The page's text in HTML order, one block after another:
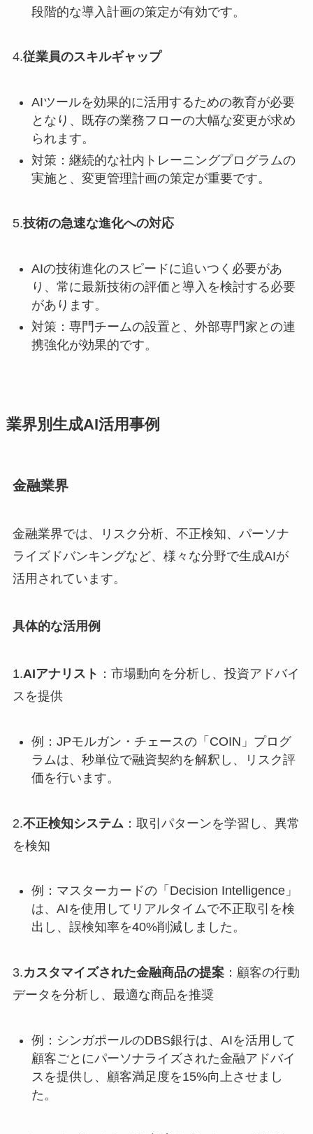
段階的な導入計画の策定が有効です。
4.従業員のスキルギャップ
AIツールを効果的に活用するための教育が必要
となり、既存の業務フローの大幅な変更が求め
られます。
対策：継続的な社内トレーニングプログラムの
実施と、変更管理計画の策定が重要です。
5.技術の急速な進化への対応
AIの技術進化のスピードに追いつく必要があ
り、常に最新技術の評価と導入を検討する必要
があります。
対策：専門チームの設置と、外部専門家との連
携強化が効果的です。
業界別生成AI活用事例
金融業界
金融業界では、リスク分析、不正検知、パーソナ
ライズドバンキングなど、様々な分野で生成AIが
活用されています。
具体的な活用例
1.AIアナリスト ：市場動向を分析し、投資アドバイ
スを提供
例：JPモルガン・チェースの「COIN」プログ
ラムは、秒単位で融資契約を解釈し、リスク評
価を行います。
2.不正検知システム ：取引パターンを学習し、異常
を検知
例：マスターカードの「Decision Intelligence」
は、AIを使用してリアルタイムで不正取引を検
出し、誤検知率を40%削減しました。
3.カスタマイズされた金融商品の提案：顧客の行動
データを分析し、最適な商品を推奨
例：シンガポールのDBS銀行は、AIを活用して
顧客ごとにパーソナライズされた金融アドバイ
スを提供し、顧客満足度を15%向上させまし
た。